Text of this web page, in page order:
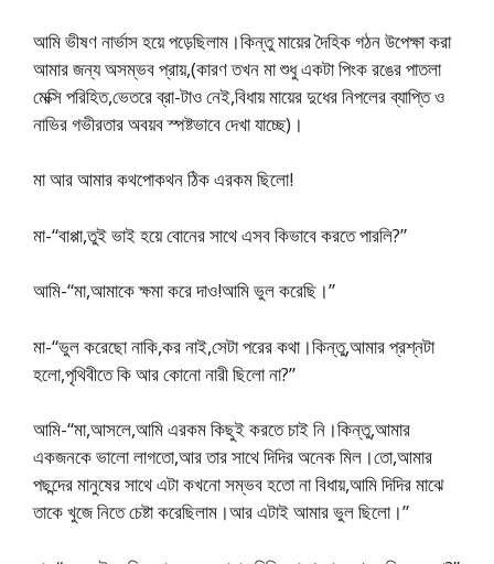
আমি ভীষণ নার্ভাস হয়ে পড়েছিলাম।কিন্তু মায়ের দৈহিক গঠন উপেক্ষা করা
আমার জন্য অসম্ভব প্রায়,(কারণ তখন মা শুধু একটা পিংক রঙের পাতলা
মেক্সি পরিহিত,ভেতরে ব্রা-টাও নেই,বিধায় মায়ের দুধের নিপলের ব্যাপ্তি ও
নাভির গভীরতার অবয়ব স্পষ্টভাবে দেখা যাচ্ছে)।
মা আর আমার কথপোকথন ঠিক এরকম ছিলো!
মা-“বাপ্পা,তুই ভাই হয়ে বোনের সাথে এসব কিভাবে করতে পারলি?”
আমি-“মা,আমাকে ক্ষমা করে দাও!আমি ভুল করেছি।”
মা-“ভুল করেছো নাকি,কর নাই,সেটা পরের কথা।কিন্তু,আমার প্রশ্নটা
হলো,পৃথিবীতে কি আর কোনো নারী ছিলো না?”
আমি-“মা,আসলে,আমি এরকম কিছুই করতে চাই নি।কিন্তু,আমার
একজনকে ভালো লাগতো,আর তার সাথে দিদির অনেক মিল।তো,আমার
পছন্দের মানুষের সাথে এটা কখনো সম্ভব হতো না বিধায়,আমি দিদির মাঝে
তাকে খুজে নিতে চেষ্টা করেছিলাম।আর এটাই আমার ভুল ছিলো।”